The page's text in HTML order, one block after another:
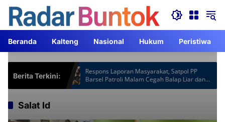
Langsung
konten
Beranda Kalteng Nasional Hukum Peristiwa
Berita Terkini:
Gardu
Lebih
Respons Laporan Masyarakat, Satpol PP
Barsel Patroli Malam Cegah Balap Liar dan
Knalpot Brong
Salat Id